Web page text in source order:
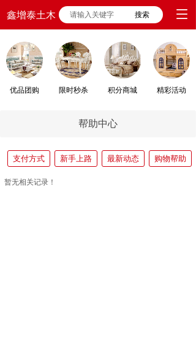
优品团购 限时秒杀 积分商城 精彩活动
帮助中心
支付方式 新手上路 最新动态 购物帮助
暂无相关记录！
鑫增泰土木 搜索